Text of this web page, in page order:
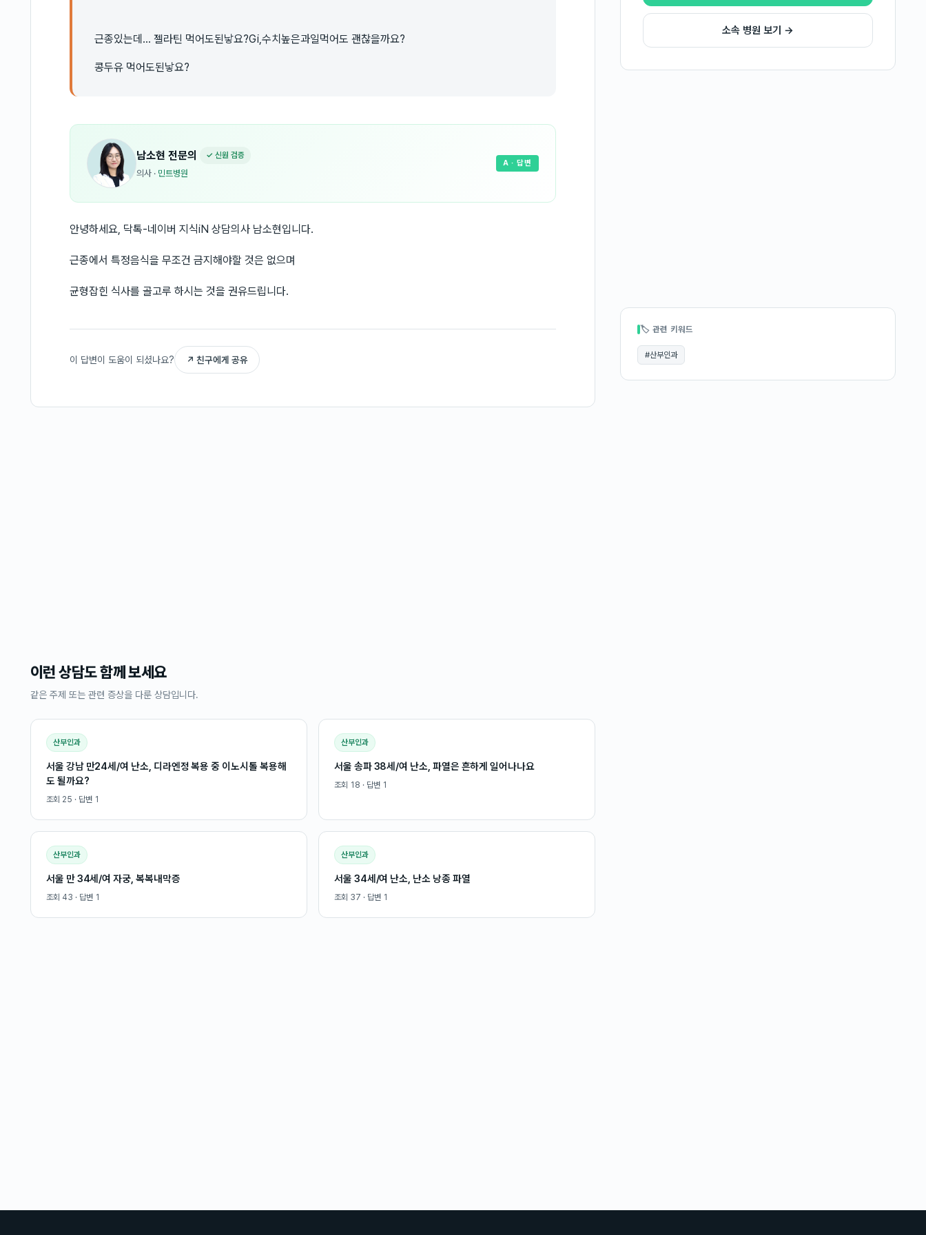
근종있는데... 젤라틴 먹어도된낳요?Gi,수치높은과일먹어도 괜찮을까요?
콩두유 먹어도된낳요?
남소현 전문의 ✓ 신원 검증
의사 · 민트병원
A · 답변
안녕하세요, 닥톡-네이버 지식iN 상담의사 남소현입니다.
근종에서 특정음식을 무조건 금지해야할 것은 없으며
균형잡힌 식사를 골고루 하시는 것을 권유드립니다.
이 답변이 도움이 되셨나요? ↗ 친구에게 공유
이런 상담도 함께 보세요
같은 주제 또는 관련 증상을 다룬 상담입니다.
산부인과
서울 강남 만24세/여 난소, 디라엔정 복용 중 이노시톨 복용해
도 될까요?
조회 25 · 답변 1
산부인과
서울 송파 38세/여 난소, 파열은 흔하게 일어나나요
조회 18 · 답변 1
산부인과
서울 만 34세/여 자궁, 복복내막증
조회 43 · 답변 1
산부인과
서울 34세/여 난소, 난소 낭종 파열
조회 37 · 답변 1
소속 병원 보기 →
🏷 관련 키워드
#산부인과